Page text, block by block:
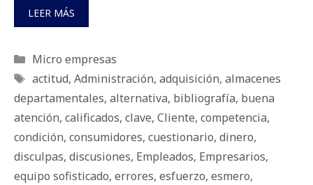
LEER MÁS
Categorías
Micro empresas
Etiquetas
actitud, Administración, adquisición, almacenes
departamentales, alternativa, bibliografía, buena
atención, calificados, clave, Cliente, competencia,
condición, consumidores, cuestionario, dinero,
disculpas, discusiones, Empleados, Empresarios,
equipo sofisticado, errores, esfuerzo, esmero,